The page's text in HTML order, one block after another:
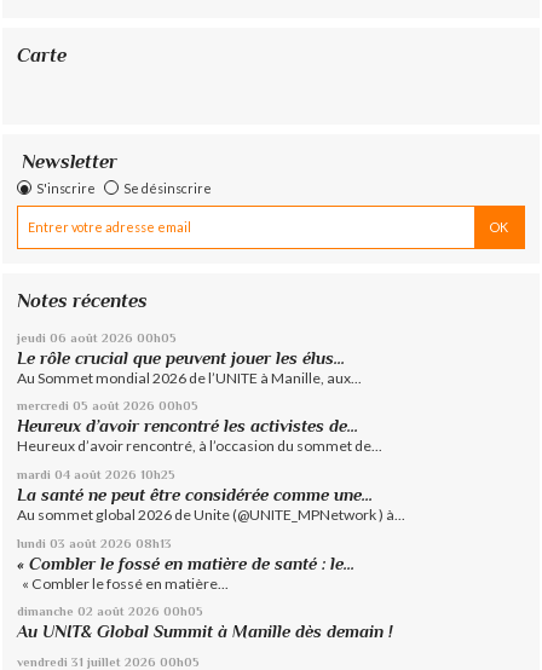
Carte
Newsletter
S'inscrire Se désinscrire
Notes récentes
jeudi 06 août 2026 00h05
Le rôle crucial que peuvent jouer les élus...
Au Sommet mondial 2026 de l’UNITE à Manille, aux...
mercredi 05 août 2026 00h05
Heureux d’avoir rencontré les activistes de...
Heureux d’avoir rencontré, à l’occasion du sommet de...
mardi 04 août 2026 10h25
La santé ne peut être considérée comme une...
Au sommet global 2026 de Unite (@UNITE_MPNetwork ) à...
lundi 03 août 2026 08h13
« Combler le fossé en matière de santé : le...
« Combler le fossé en matière...
dimanche 02 août 2026 00h05
Au UNIT& Global Summit à Manille dès demain !
vendredi 31 juillet 2026 00h05